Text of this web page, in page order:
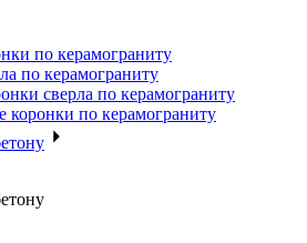
по керамограниту
по керамограниту
сверла по керамограниту
по керамограниту